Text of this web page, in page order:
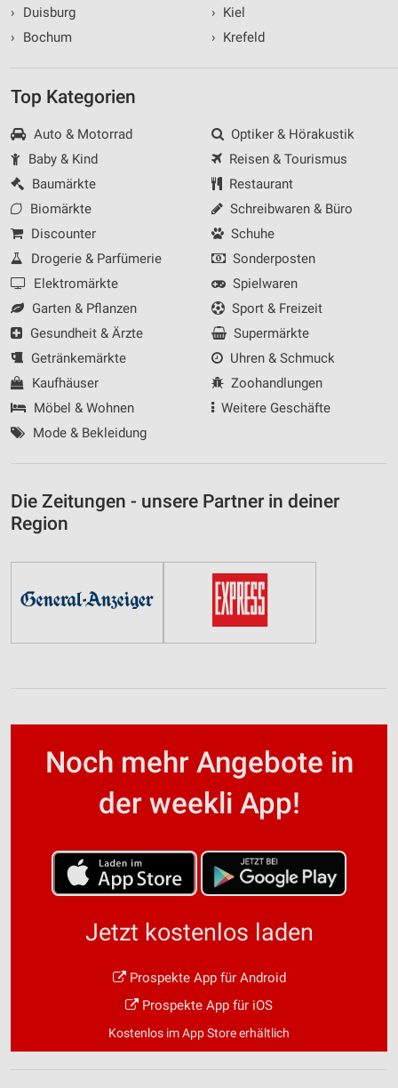
›
Duisburg
›
Bochum
› Kiel
› Krefeld
Top Kategorien
Auto & Motorrad
Baby & Kind
Baumärkte
Biomärkte
Discounter
Drogerie & Parfümerie
Elektromärkte
Garten & Pflanzen
Gesundheit & Ärzte
Getränkemärkte
Kaufhäuser
Möbel & Wohnen
Mode & Bekleidung
Optiker & Hörakustik
Reisen & Tourismus
Restaurant
Schreibwaren & Büro
Schuhe
Sonderposten
Spielwaren
Sport & Freizeit
Supermärkte
Uhren & Schmuck
Zoohandlungen
Weitere Geschäfte
Die Zeitungen - unsere Partner in deiner
Region
Noch mehr Angebote in
der weekli App!
Jetzt kostenlos laden
Prospekte App für Android
Prospekte App für iOS
Kostenlos im App Store erhältlich